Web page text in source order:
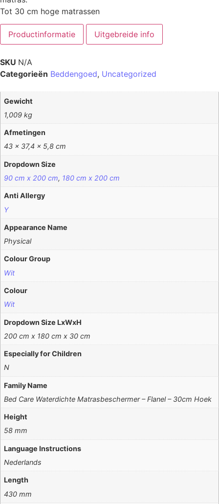
Tot 30 cm hoge matrassen
Productinformatie Uitgebreide info
SKU N/A
Categorieën Beddengoed, Uncategorized
Gewicht
1,009 kg
Afmetingen
43 × 37,4 × 5,8 cm
Dropdown Size
90 cm x 200 cm, 180 cm x 200 cm
Anti Allergy
Y
Appearance Name
Physical
Colour Group
Wit
Colour
Wit
Dropdown Size LxWxH
200 cm x 180 cm x 30 cm
Especially for Children
N
Family Name
Bed Care Waterdichte Matrasbeschermer – Flanel – 30cm Hoek
Height
58 mm
Language Instructions
Nederlands
Length
430 mm